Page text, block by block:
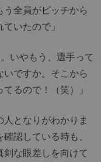
う全員がピッチから
いたので」
いやもう、選手って
ですか。そこから
るので！（笑）」
人となりがわかりま
認している時も、
な眼差しを向けて